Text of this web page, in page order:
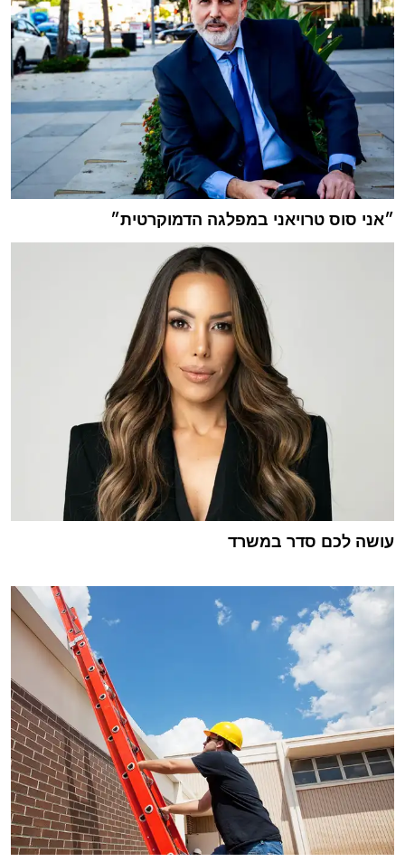
״אני סוס טרויאני במפלגה הדמוקרטית״
עושה לכם סדר במשרד